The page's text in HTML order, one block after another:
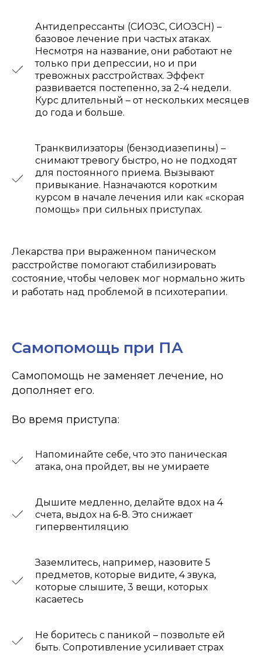
Антидепрессанты (СИОЗС, СИОЗСН) –
базовое лечение при частых атаках.
Несмотря на название, они работают не
только при депрессии, но и при
тревожных расстройствах. Эффект
развивается постепенно, за 2-4 недели.
Курс длительный – от нескольких месяцев
до года и больше.
Транквилизаторы (бензодиазепины) –
снимают тревогу быстро, но не подходят
для постоянного приема. Вызывают
привыкание. Назначаются коротким
курсом в начале лечения или как «скорая
помощь» при сильных приступах.
Лекарства при выраженном паническом
расстройстве помогают стабилизировать
состояние, чтобы человек мог нормально жить
и работать над проблемой в психотерапии.
Самопомощь при ПА
Самопомощь не заменяет лечение, но
дополняет его.
Во время приступа:
Напоминайте себе, что это паническая
атака, она пройдет, вы не умираете
Дышите медленно, делайте вдох на 4
счета, выдох на 6-8. Это снижает
гипервентиляцию
Заземлитесь, например, назовите 5
предметов, которые видите, 4 звука,
которые слышите, 3 вещи, которых
касаетесь
Не боритесь с паникой – позвольте ей
быть. Сопротивление усиливает страх
НАШИПРЕИМУЩЕСТВА
СПЕЦИАЛИСТЫ
Специалисты высшей категории, Удобное расположение в
Лицензии
ИП ДЖЕРИЕВА ИВ
ОТЗЫВЫ